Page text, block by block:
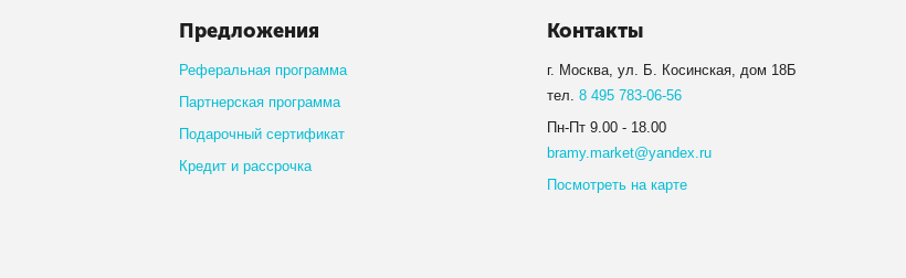
Предложения
Реферальная программа
Партнерская программа
Подарочный сертификат
Кредит и рассрочка
Контакты
г. Москва, ул. Б. Косинская, дом 18Б
тел. 8 495 783-06-56
Пн-Пт 9.00 - 18.00
bramy.market@yandex.ru
Посмотреть на карте